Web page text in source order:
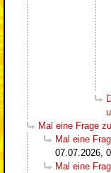
Mal eine Frage
Mal eine
07.07.2026,
Mal eine